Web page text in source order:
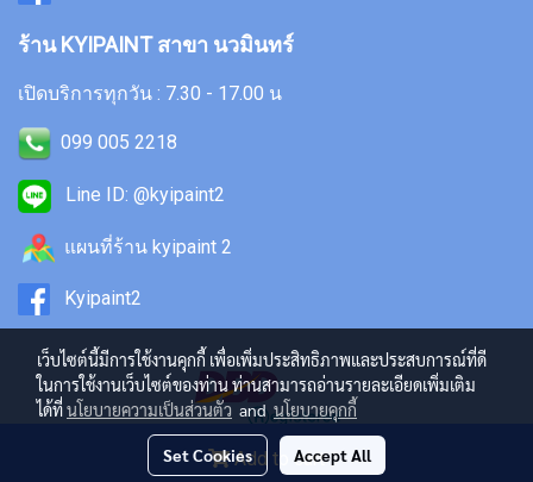
Add to cart
ร้าน KYIPAINT สาขา นวมินทร์
เปิดบริการทุกวัน : 7.30 - 17.00 น
099 005 2218
Line ID: @kyipaint2
แผนที่ร้าน kyipaint 2
Kyipaint2
Copyright 2022 by kyipaint.in.th
เว็บไซต์นี้มีการใช้งานคุกกี้ เพื่อเพิ่มประสิทธิภาพและประสบการณ์ที่ดี
ในการใช้งานเว็บไซต์ของท่าน ท่านสามารถอ่านรายละเอียดเพิ่มเติม
ได้ที่นโยบายความเป็นส่วนตัว andนโยบายคุกกี้
Set Cookies Accept All